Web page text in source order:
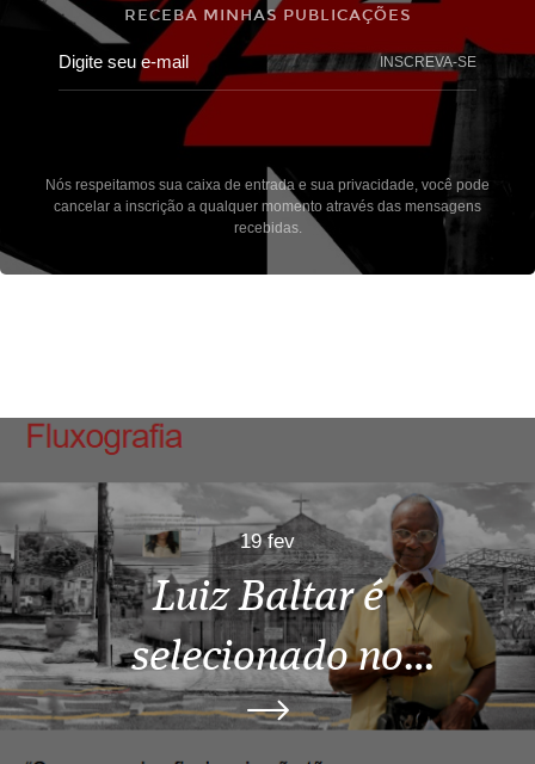
RECEBA MINHAS PUBLICAÇÕES
INSCREVA-SE
Nós respeitamos sua caixa de entrada e sua privacidade, você pode
cancelar a inscrição a qualquer momento através das mensagens
recebidas.
19 fev
Luiz Baltar é
selecionado no
Prêmio Portfólio